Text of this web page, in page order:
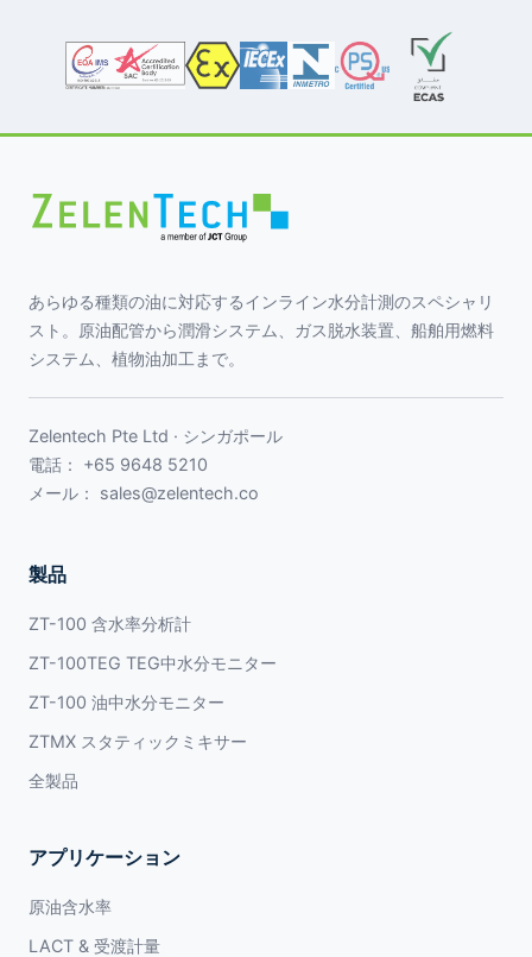
あらゆる種類の油に対応するインライン水分計測のスペシャリ
スト。原油配管から潤滑システム、ガス脱水装置、船舶用燃料
システム、植物油加工まで。
Zelentech Pte Ltd · シンガポール
電話： +65 9648 5210
メール： sales@zelentech.co
製品
ZT-100 含水率分析計
ZT-100TEG TEG中水分モニター
ZT-100 油中水分モニター
ZTMX スタティックミキサー
全製品
アプリケーション
原油含水率
LACT & 受渡計量